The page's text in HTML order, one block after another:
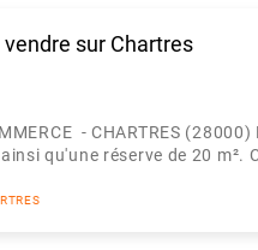
sur Chartres
- CHARTRES
qu'une réserve de 20